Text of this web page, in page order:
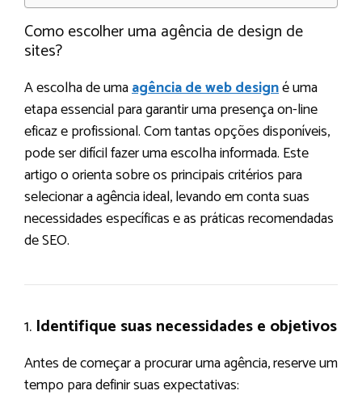
Como escolher uma agência de design de
sites?
A escolha de umaagência de web designé uma
etapa essencial para garantir uma presença on-line
eficaz e profissional. Com tantas opções disponíveis,
pode ser difícil fazer uma escolha informada. Este
artigo o orienta sobre os principais critérios para
selecionar a agência ideal, levando em conta suas
necessidades específicas e as práticas recomendadas
de SEO.
1. Identifique suas necessidades e objetivos
Antes de começar a procurar uma agência, reserve um
tempo para definir suas expectativas: